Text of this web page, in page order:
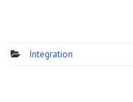
Integration